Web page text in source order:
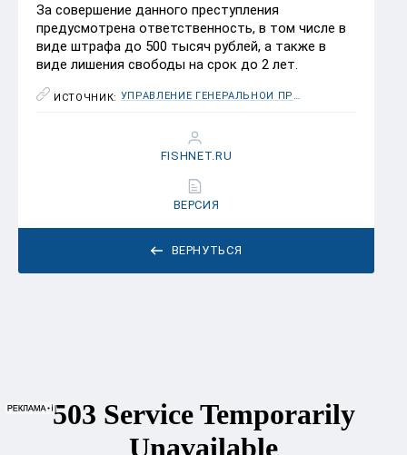
За совершение данного преступления
предусмотрена ответственность, в том числе в
виде штрафа до 500 тысяч рублей, а также в
виде лишения свободы на срок до 2 лет.
ИСТОЧНИК: УПРАВЛЕНИЕ ГЕНЕРАЛЬНОЙ ПРОКУРАТУРЫ РФ ПО ДАЛЬНЕВОСТОЧНОМУ ФЕДЕРАЛЬНОМУ ОКРУГУ
ВЕРНУТЬСЯ
FISHNET.RU
ВЕРСИЯ